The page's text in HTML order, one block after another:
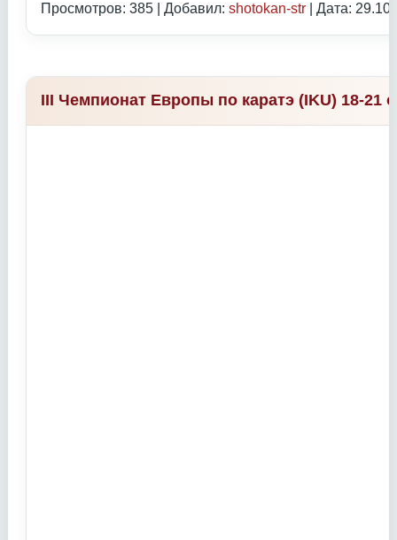
Просмотров: 385 | Добавил: shotokan-str | Дата:
III Чемпионат Европы по каратэ (IKU) 18-21